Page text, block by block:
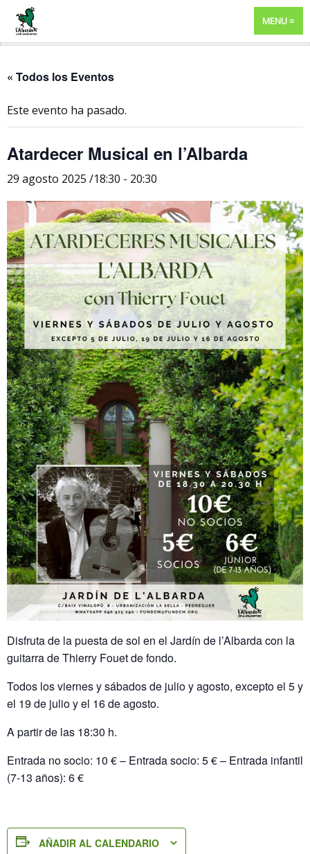
MENU
« Todos los Eventos
Este evento ha pasado.
Atardecer Musical en l’Albarda
29 agosto 2025 /18:30 - 20:30
Disfruta de la puesta de sol en el Jardín de l’Albarda con la
guitarra de Thierry Fouet de fondo.
Todos los viernes y sábados de julio y agosto, excepto el 5 y
el 19 de julio y el 16 de agosto.
A partir de las 18:30 h.
Entrada no socio: 10 € – Entrada socio: 5 € – Entrada infantil
(7-13 años): 6 €
AÑADIR AL CALENDARIO